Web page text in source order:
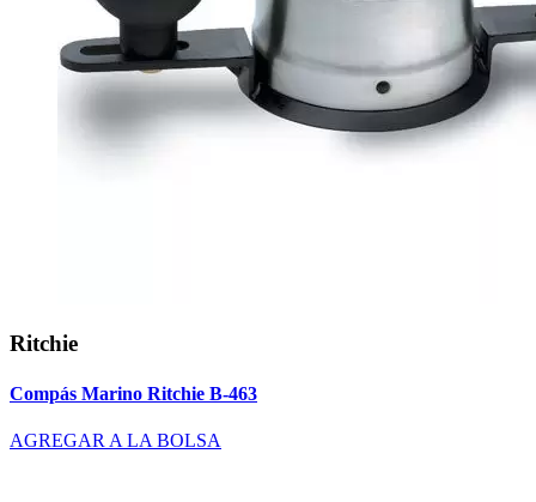
Ritchie
Compás Marino Ritchie B-463
AGREGAR A LA BOLSA